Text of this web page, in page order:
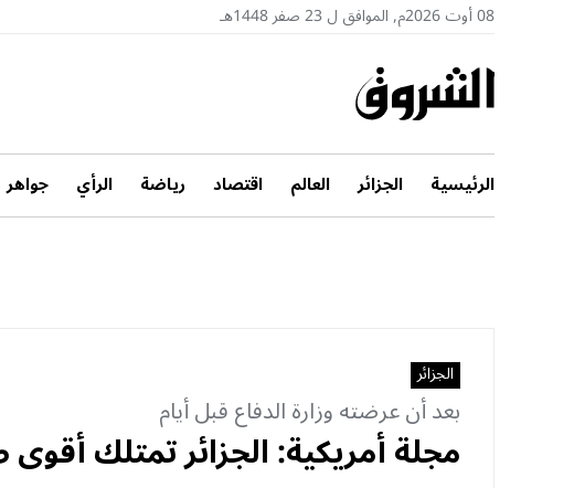
08 أوت 2026م, الموافق ل 23 صفر 1448هـ
الرئيسية الجزائر العالم اقتصاد رياضة الرأي جواهر
الجزائر
بعد أن عرضته وزارة الدفاع قبل أيام
مجلة أمريكية: الجزائر تمتلك